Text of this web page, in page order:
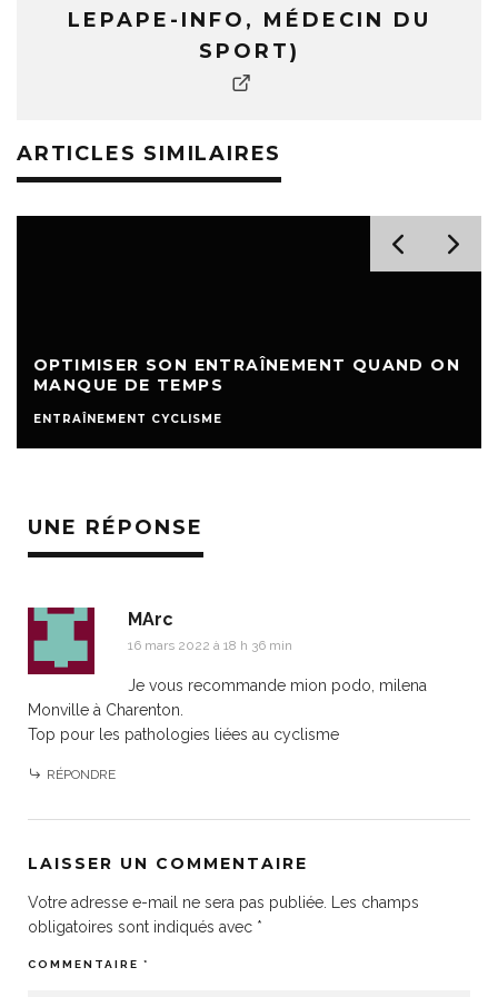
LEPAPE-INFO, MÉDECIN DU
SPORT)
ARTICLES SIMILAIRES
OPTIMISER SON ENTRAÎNEMENT QUAND ON
MANQUE DE TEMPS
ENTRAÎNEMENT CYCLISME
UNE RÉPONSE
MArc
16 mars 2022 à 18 h 36 min
Je vous recommande mion podo, milena
Monville à Charenton.
Top pour les pathologies liées au cyclisme
RÉPONDRE
LAISSER UN COMMENTAIRE
Votre adresse e-mail ne sera pas publiée.
Les champs
obligatoires sont indiqués avec *
COMMENTAIRE *